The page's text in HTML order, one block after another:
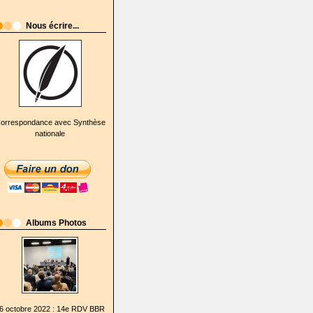
Nous écrire...
avec Synthèse
nationale
Albums Photos
octobre 2022 : 14e RDV BBR